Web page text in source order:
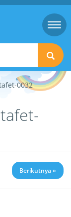
0032
Berikutnya »